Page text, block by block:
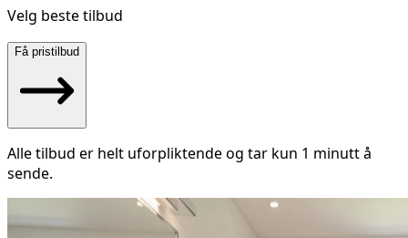
Velg beste tilbud
Få pristilbud
Alle tilbud er helt uforpliktende og tar kun 1 minutt å
sende.